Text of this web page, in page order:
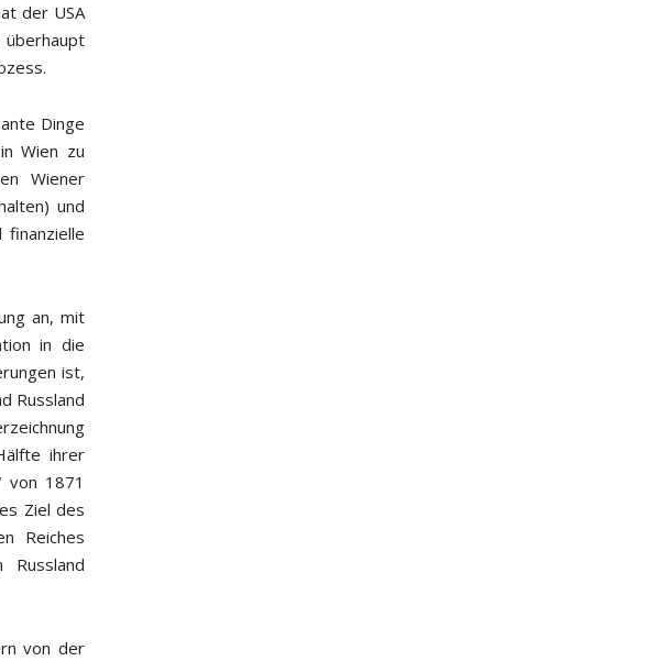
der USA
Dinge
Wien zu
Wiener
und
an, mit
in die
ist,
Russland
ihrer
von 1871
Ziel des
Reiches
von der